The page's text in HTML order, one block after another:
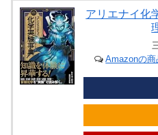
アリエナイ化
Amazonの